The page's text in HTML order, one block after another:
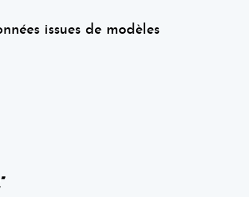
issues de modèles